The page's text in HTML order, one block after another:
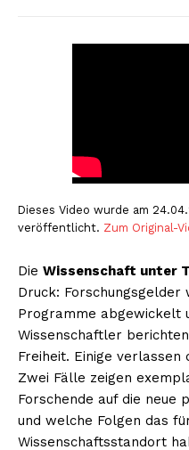
Dieses Video wurde am
veröffentlicht. Zum Original-
Die Wissenschaft unter
Druck:
Programme abgewickelt
Wissenschaftler
Freiheit. Einige verlassen
Zwei Fälle zeigen
Forschende auf die neue
und welche Folgen das
Wissenschaftsstandort